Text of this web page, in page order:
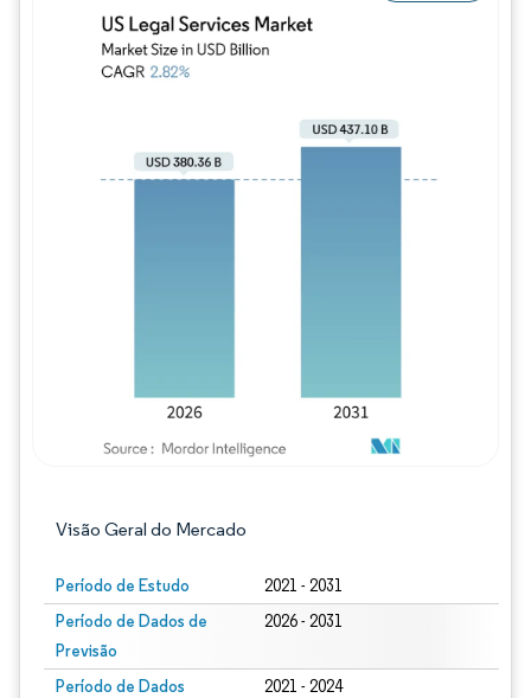
Visão Geral do Mercado
Período de Estudo 2021 - 2031
Período de Dados de
Previsão
2026 - 2031
Período de Dados
2021 - 2024